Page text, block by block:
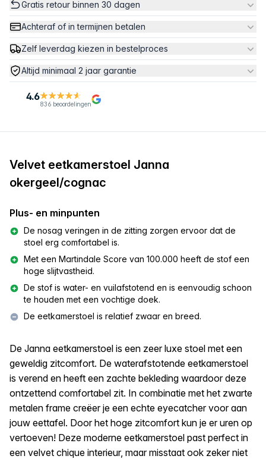
Gratis retour binnen 30 dagen
Achteraf of in termijnen betalen
Zelf leverdag kiezen in bestelproces
Altijd minimaal 2 jaar garantie
4.6
836 beoordelingen
Velvet eetkamerstoel Janna
okergeel/cognac
Plus- en minpunten
De nosag veringen in de zitting zorgen ervoor dat de
stoel erg comfortabel is.
Met een Martindale Score van 100.000 heeft de stof een
hoge slijtvastheid.
De stof is water- en vuilafstotend en is eenvoudig schoon
te houden met een vochtige doek.
De eetkamerstoel is relatief zwaar en breed.
De Janna eetkamerstoel is een zeer luxe stoel met een
geweldig zitcomfort. De waterafstotende eetkamerstoel
is verend en heeft een zachte bekleding waardoor deze
ontzettend comfortabel zit. In combinatie met het zwarte
metalen frame creëer je een echte eyecatcher voor aan
jouw eettafel. Door het hoge zitcomfort kun je er uren op
vertoeven! Deze moderne eetkamerstoel past perfect in
een velvet chique interieur, maar misstaat ook zeker niet